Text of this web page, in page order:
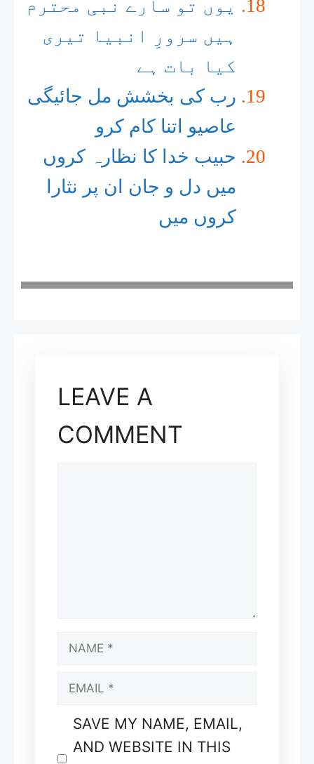
یوں تو سارے نبی محترم
ہیں سرورِ انبیا تیری
کیا بات ہے
رب کی بخشش مل جائیگی
عاصیو اتنا کام کرو
حبیب خدا کا نظارہ کروں
میں دل و جان ان پر نثارا
کروں میں
LEAVE A
COMMENT
NAME
EMAIL
SAVE MY NAME, EMAIL,
AND WEBSITE IN THIS